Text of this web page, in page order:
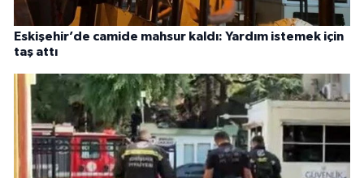
Eskişehir’de camide mahsur kaldı: Yardım istemek için
taş attı